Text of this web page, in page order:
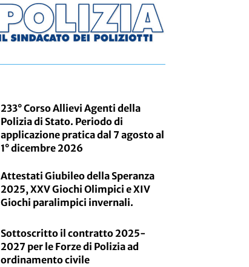
233° Corso Allievi Agenti della
Polizia di Stato. Periodo di
applicazione pratica dal 7 agosto al
1° dicembre 2026
Attestati Giubileo della Speranza
2025, XXV Giochi Olimpici e XIV
Giochi paralimpici invernali.
Sottoscritto il contratto 2025-
2027 per le Forze di Polizia ad
ordinamento civile